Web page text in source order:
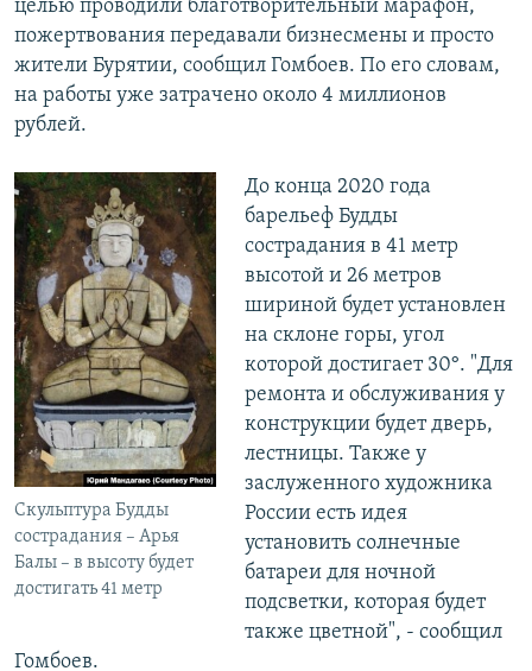
целью проводили благотворительный марафон,
пожертвования передавали бизнесмены и просто
жители Бурятии, сообщил Гомбоев. По его словам,
на работы уже затрачено около 4 миллионов
рублей.
Скульптура Будды
сострадания – Арья
Балы – в высоту будет
достигать 41 метр
До конца 2020 года
барельеф Будды
сострадания в 41 метр
высотой и 26 метров
шириной будет установлен
на склоне горы, угол
которой достигает 30°. "Для
ремонта и обслуживания у
конструкции будет дверь,
лестницы. Также у
заслуженного художника
России есть идея
установить солнечные
батареи для ночной
подсветки, которая будет
также цветной", - сообщил
Гомбоев.